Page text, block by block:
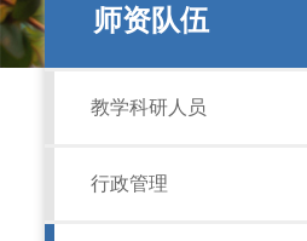
师资队伍
教学科研人员
行政管理